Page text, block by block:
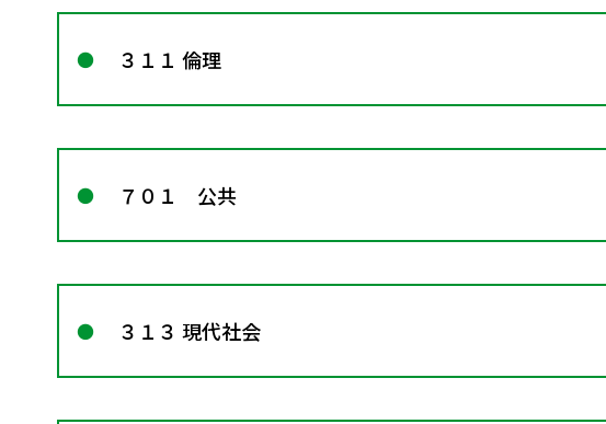
３１１ 倫理
７０１ 公共
３１３ 現代社会